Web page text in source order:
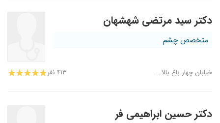
دکتر سید مرتضی شهشهان
متخصص چشم
خیابان چهار باغ بالا... ۴۱۳ نفر
دکتر حسین ابراهیمی فر